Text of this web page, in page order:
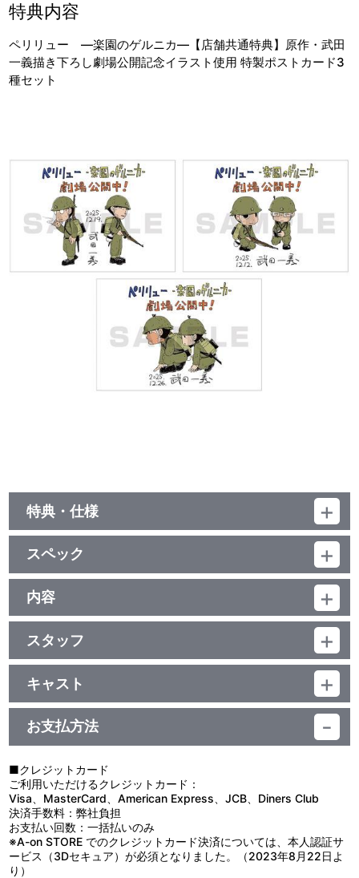
特典内容
ペリリュー ―楽園のゲルニカ―【店舗共通特典】原作・武田
一義描き下ろし劇場公開記念イラスト使用 特製ポストカード3
種セット
特典・仕様
特典
●ブックレット（20P）
〈原作・武田一義描きおろし漫画「潜伏生活のトイレ問題」
（4P）収録〉
●特典ディスク
・大学生と戦争について語り合うティーチイン試写会（出演：板垣
李光人、武田一義）
・東京プレミア上映会（出演：板垣李光人、中村倫也、武田一義）
・公開初日舞台挨拶（出演：板垣李光人、中村倫也、武田一義、久
慈悟郎／VTR出演：上白石萌音）
・WEBスポット
・キャラPV
・主題歌コラボレーションMV
・デジタルギャラリー（静止画／「設定資料集」「美術ボード」
「メカニックデザイン」「総作監修正集」を収録）
映像特典
・超特報
・特報
・本予告
・15秒スポット
スペック
品番：BCXA-2055
ジャンル：劇場公開アニメ
本編ﾃﾞｨｽｸ：110分(本編105分＋映像特典5分)＋特典ﾃﾞｨｽｸ：117分
本編ﾃﾞｨｽｸ：ﾄﾞﾙﾋﾞｰTrueHD（5.1ch）・ﾘﾆｱPCM（ｽﾃﾚｵ）／AVC／
BD50G／16：9<1080p High Definition>・一部16：9<1080i High
Definition>／ﾊﾞﾘｱﾌﾘｰ日本語字幕付（ON･OFF可能）※ﾊﾞﾘｱﾌﾘｰ日本
語音声ｶﾞｲﾄﾞ有
特典ﾃﾞｨｽｸ：ﾘﾆｱPCM（ｽﾃﾚｵ）／AVC／BD25G／16：9<1080i High
Definition>・一部16：9<1080p High Definition>／カラー／確227
分／1巻
内容
制作年度：2025年
【収録内容】
仲間の最期を「勇姿」として手紙に書き記す功績係――彼が本当
に見たものとは？
太平洋戦争末期の昭和19年、南国の美しい島・ペリリュー島。そ
こに、21歳の日本兵士・田丸はいた。漫画家志望の田丸は、その才
を買われ、特別な任務を命じられる。それは亡くなった仲間の最期
の勇姿を遺族に向けて書き記す「功績係」という仕事だった。9月
万人以上の米軍の精鋭たち。対する日本軍は1万人。繰り返される
砲爆撃に鳴りやまない銃声、脳裏にこびりついて離れない兵士たち
の悲痛な叫び。隣にいた仲間が一瞬で亡くなり、いつ死ぬかわから
ない極限状況の中で耐えがたい飢えや渇き、伝染病にも襲われる。
日本軍は次第に追い詰められ、玉砕すらも禁じられ、苦し紛れの時
間稼ぎで満身創痍のまま持久戦を強いられてゆく――。
田丸は仲間の死を、時に嘘を交えて美談に仕立てる。正しいこ
と、それが何か分からないまま…。そんな彼の支えとなったのは、
スタッフ
原作：武田一義「ペリリュー ─楽園のゲルニカ─」（白泉社・ヤ
ングアニマルコミックス）／監督：久慈悟郎／脚本：西村ジュン
ジ、武田一義／キャラクターデザイン・チーフ作画監督：中森良治
／プロップデザイン：岩畑剛一、鈴木典孝／メカニックデザイン：
神菊 薫／美術設定：中島美佳、猿谷勝己（スタジオMAO）／コン
セプトボード：益城貴昌（Bamboo）、竹田悠介（Bamboo）／美
ん）／色彩設計：渡辺亜紀（スタジオ・トイズ）、長谷川一美（ス
タジオ・トイズ）／撮影監督：五十嵐慎一（スタジオトゥインク
ル）／3DCG監督：中野哲也（GEMBA）、髙橋慎一郎（アクタス／
STUDIOカチューシャ）／編集：小島俊彦／考証：鈴木貴昭／音響
監督：横田知加子／音楽：川井憲次／音響制作：HALF H・P
STUDIO／制作：シンエイ動画×冨嶽／配給：東映／主題歌：上白
石萌音「奇跡のようなこと」（UNIVERSAL MUSIC/Polydor
Records）
キャスト
田丸 均：板垣李光人／吉敷佳助：中村倫也／島田洋平：天野宏郷／
小杉三郎：藤井雄太／片倉憲伸：茂木たかまさ／泉 康市：三上瑛士
お支払方法
■クレジットカード
ご利用いただけるクレジットカード：
Visa、MasterCard、American Express、JCB、Diners Club
決済手数料：弊社負担
お支払い回数：一括払いのみ
※A-on STORE でのクレジットカード決済については、本人認証サ
ービス（3Dセキュア）が必須となりました。（2023年8月22日よ
り）